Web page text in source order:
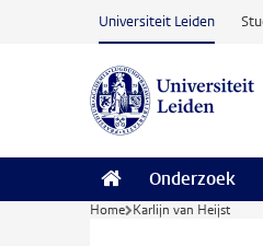
Ga naar hoofdinhoud
Universiteit Leiden
Onderzoek
Home Karlijn van Heijst